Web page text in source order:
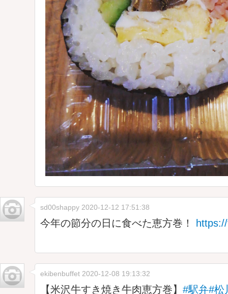
sd00shappy 2020-12-12 17:51:38
今年の節分の日に食べた恵方巻！
ekibenbuffet 2020-12-08 19:13:32
【米沢牛すき焼き牛肉恵方巻】 #駅弁#松